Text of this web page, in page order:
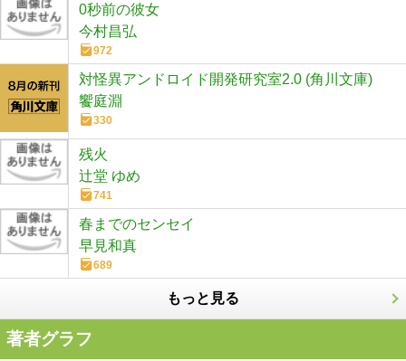
0秒前の彼女
今村昌弘
972
対怪異アンドロイド開発研究室2.0 (角川文庫)
饗庭淵
330
残火
辻堂 ゆめ
741
春までのセンセイ
早見和真
689
もっと見る
著者グラフ